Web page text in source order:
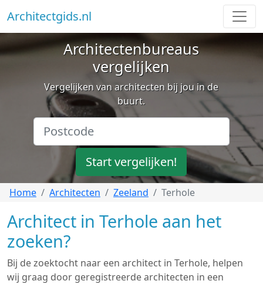
Architectgids.nl
Architectenbureaus
vergelijken
Vergelijken van architecten bij jou in de
buurt.
Start vergelijken!
Home Architecten Zeeland Terhole
Architect in Terhole aan het
zoeken?
Bij de zoektocht naar een architect in Terhole, helpen
wij graag door geregistreerde architecten in een